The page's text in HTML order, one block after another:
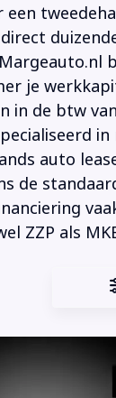
een
je
in de btw
in
auto
de
ZZP als